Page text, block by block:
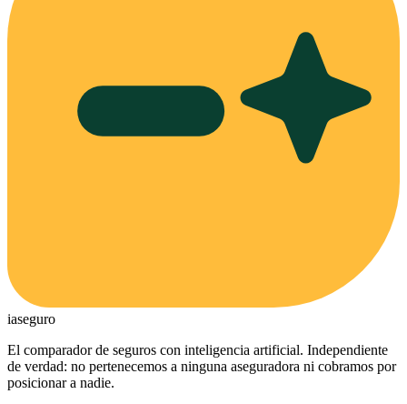
iaseguro
El comparador de seguros con inteligencia artificial. Independiente
de verdad: no pertenecemos a ninguna aseguradora ni cobramos por
posicionar a nadie.